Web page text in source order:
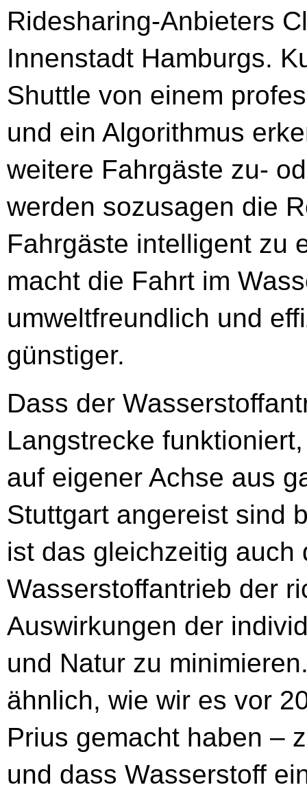
Ridesharing-Anbieters
Innenstadt Hamburgs.
Shuttle von einem
und ein Algorithmus
weitere Fahrgäste zu-
werden sozusagen die
Fahrgäste intelligent zu
macht die Fahrt im
umweltfreundlich und
günstiger.
Dass der
Langstrecke
auf eigener Achse aus
Stuttgart angereist sind
ist das gleichzeitig auch
Wasserstoffantrieb der
Auswirkungen der
und Natur zu
ähnlich, wie wir es vor
Prius gemacht haben –
und dass Wasserstoff